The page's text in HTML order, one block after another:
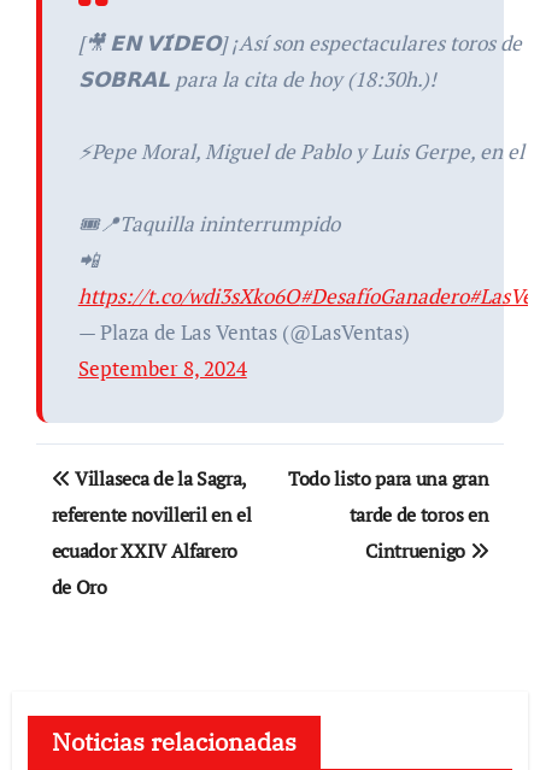
[🎥 𝗘𝗡 𝗩𝗜́𝗗𝗘𝗢] ¡Así son espectaculares toros
𝗦𝗢𝗕𝗥𝗔𝗟 para la cita de hoy (18:30h.)!
⚡️Pepe Moral, Miguel de Pablo y Luis Gerpe, en el
🎟️📍Taquilla ininterrumpido
📲
https://t.co/wdi3sXko6O#DesafíoGanadero
— Plaza de Las Ventas (@LasVentas)
September 8, 2024
Navegación
de
entradas
Villaseca de la Sagra,
referente novilleril en el
ecuador XXIV Alfarero
de Oro
Todo listo para una gran
tarde de toros en
Cintruenigo
Noticias relacionadas